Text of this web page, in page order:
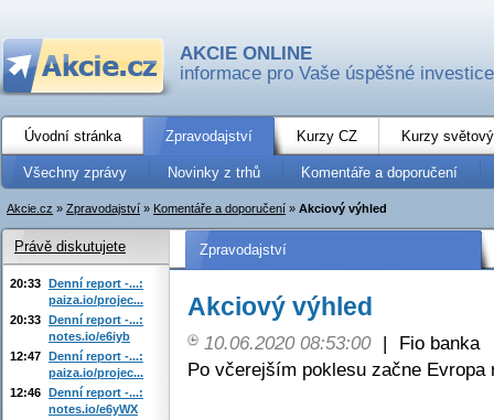
AKCIE ONLINE
informace pro Vaše úspěšné investice
Úvodní stránka Zpravodajství Kurzy CZ Kurzy
Všechny zprávy Novinky z trhů Komentáře a doporučení
Akcie.cz » Zpravodajství » Komentáře a doporučení » Akciový výhled
Zpravodajství
Akciový výhled
10.06.2020 08:53:00 |
Fio banka
Po včerejším poklesu začne Evropa
Právě diskutujete
20:33 Denní report -...:
paiza.io/projec...
20:33 Denní report -...:
notes.io/e6iyb
12:47 Denní report -...:
paiza.io/projec...
12:46 Denní report -...:
notes.io/e6yWX